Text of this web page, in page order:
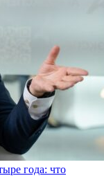
года: что